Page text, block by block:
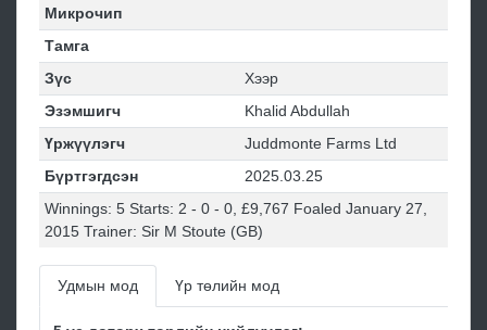
Микрочип
Тамга
Зүс
Хээр
Эзэмшигч
Khalid Abdullah
Үржүүлэгч
Juddmonte Farms Ltd
Бүртгэгдсэн
2025.03.25
Winnings: 5 Starts: 2 - 0 - 0, £9,767 Foaled January 27,
2015 Trainer: Sir M Stoute (GB)
Удмын мод Үр төлийн мод